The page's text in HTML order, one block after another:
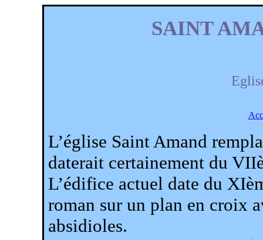
SAINT
L’église Saint Amand
daterait certainement du
L’édifice actuel date du
roman sur un plan en croix
absidioles.